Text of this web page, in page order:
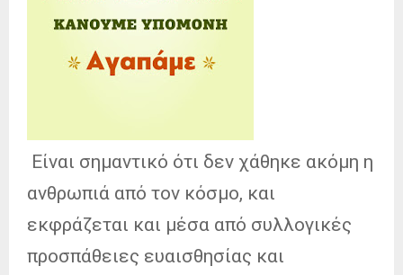
Είναι σημαντικό ότι δεν χάθηκε ακόμη η
ανθρωπιά από τον κόσμο, και
εκφράζεται και μέσα από συλλογικές
προσπάθειες ευαισθησίας και